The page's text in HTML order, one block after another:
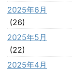
2025年6月
(26)
2025年5月
(22)
2025年4月